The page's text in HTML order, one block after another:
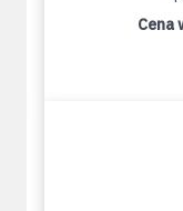
Cena